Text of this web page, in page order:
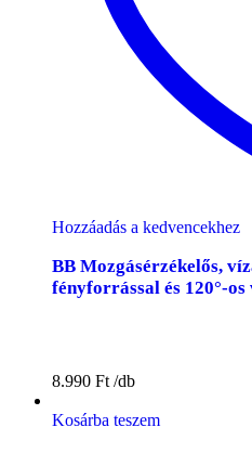
Hozzáadás a kedvencekhez
BB Mozgásérzékelős,
fényforrással és 120°-
8.990 Ft
Kosárba teszem